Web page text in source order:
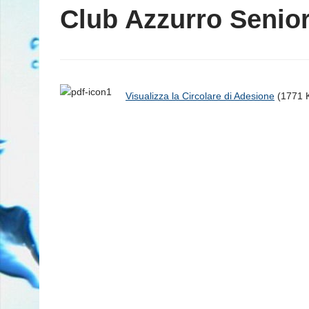
Club Azzurro
Visualizza la Circolare di Adesione (1771